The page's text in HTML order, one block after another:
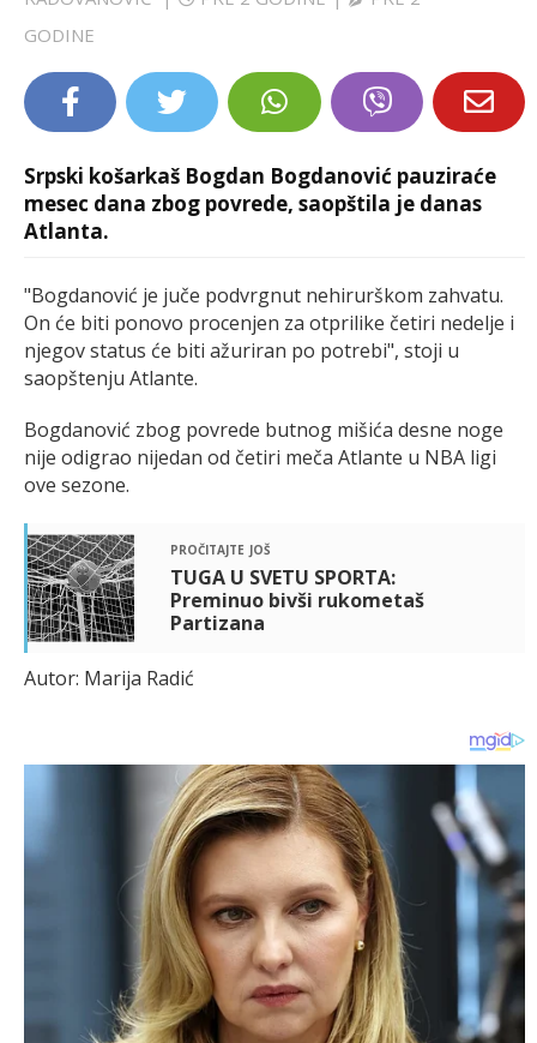
LIFESTYLE
EXTRA
GODINE
Srpski košarkaš Bogdan Bogdanović pauziraće
mesec dana zbog povrede, saopštila je danas
Atlanta.
"Bogdanović je juče podvrgnut nehirurškom zahvatu.
On će biti ponovo procenjen za otprilike četiri nedelje i
njegov status će biti ažuriran po potrebi", stoji u
saopštenju Atlante.
Bogdanović zbog povrede butnog mišića desne noge
nije odigrao nijedan od četiri meča Atlante u NBA ligi
ove sezone.
pročitajte još
TUGA U SVETU SPORTA:
Preminuo bivši rukometaš
Partizana
Autor: Marija Radić